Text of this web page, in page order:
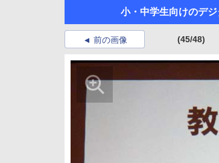
小・中学生向けのデ
前の画像 (45/48)